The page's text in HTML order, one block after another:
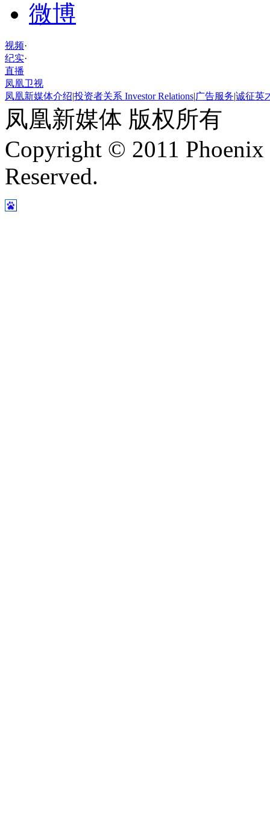
微博
视频·
纪实·
直播
凤凰卫视
凤凰新媒体介绍|投资者关系 Investor Relations|广告服务|诚征英
凤凰新媒体 版权所有
Copyright © 2011
Reserved.